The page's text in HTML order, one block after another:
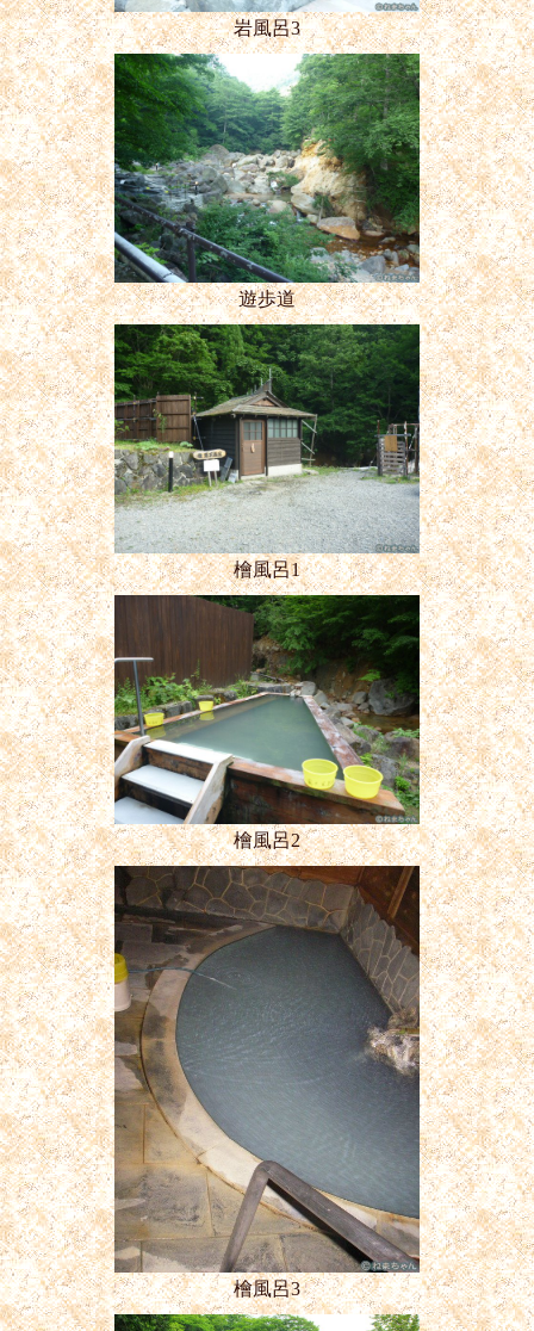
岩風呂3
遊歩道
檜風呂1
檜風呂2
檜風呂3